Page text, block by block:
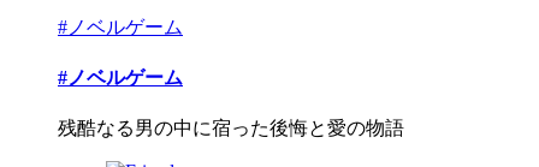
#ノベルゲーム
#ノベルゲーム
残酷なる男の中に宿った後悔と愛の物語